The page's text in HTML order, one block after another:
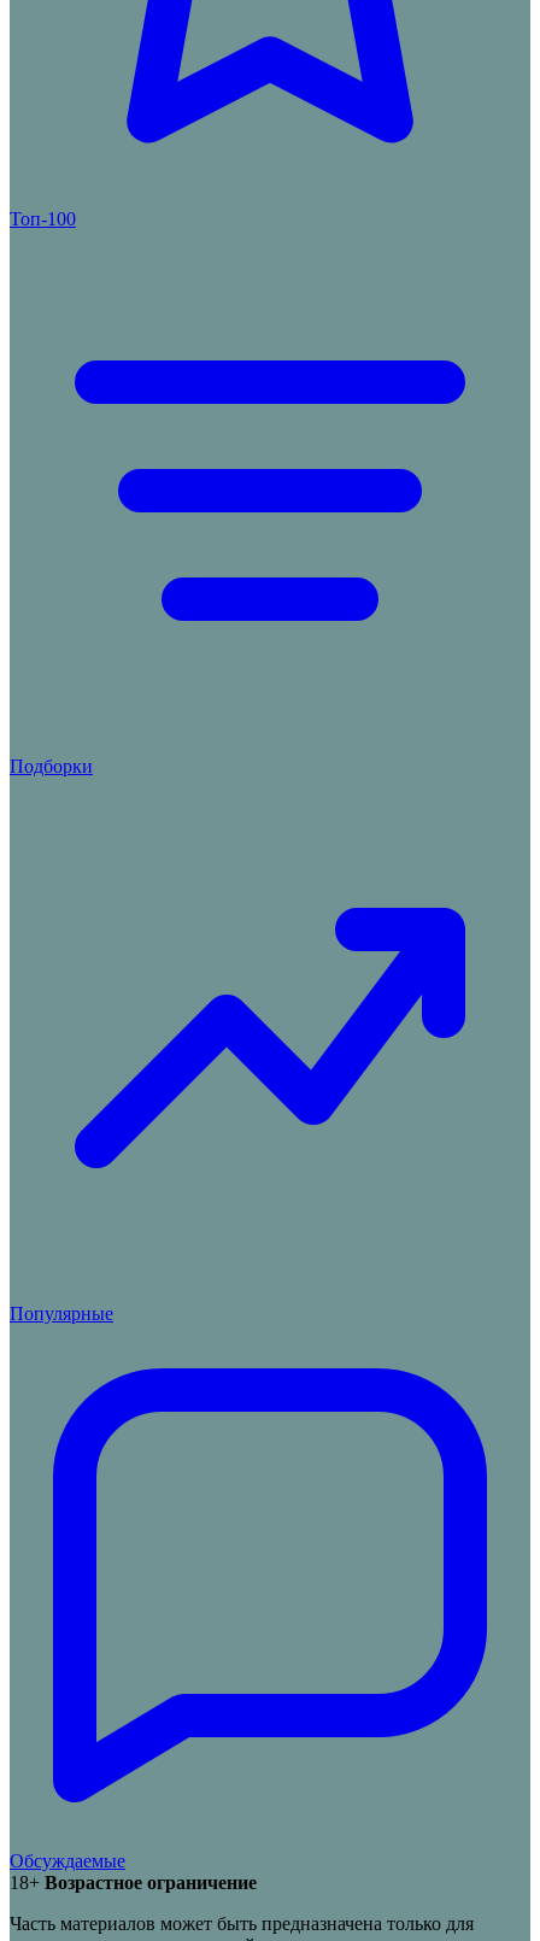
Топ-100
Подборки
Популярные
Обсуждаемые
18+ Возрастное ограничение
Часть материалов может быть предназначена только для